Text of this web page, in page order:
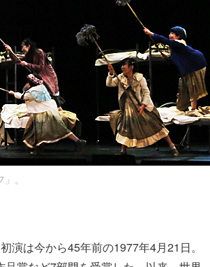
。
演は今から45年前の1977年4月21日。